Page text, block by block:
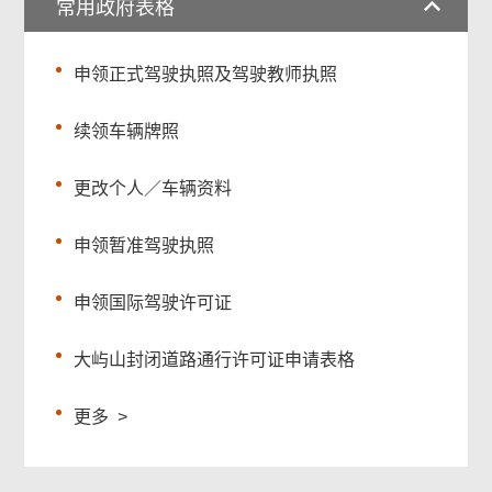
常用政府表格
申领正式驾驶执照及驾驶教师执照
续领车辆牌照
更改个人／车辆资料
申领暂准驾驶执照
申领国际驾驶许可证
大屿山封闭道路通行许可证申请表格
更多 >